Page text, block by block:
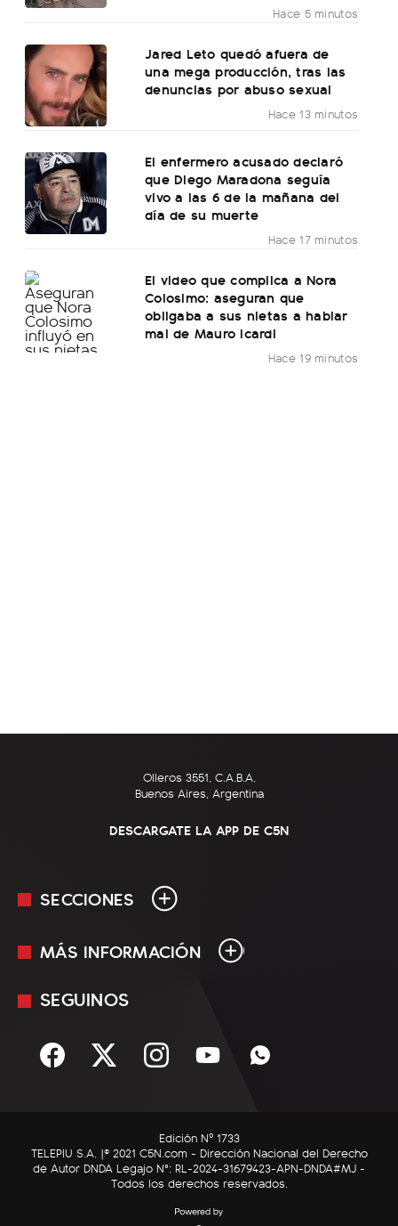
Hace 5 minutos
Jared Leto quedó afuera de
una mega producción, tras las
denuncias por abuso sexual
Hace 13 minutos
El enfermero acusado declaró
que Diego Maradona seguía
vivo a las 6 de la mañana del
día de su muerte
Hace 17 minutos
El video que complica a Nora
Colosimo: aseguran que
obligaba a sus nietas a hablar
mal de Mauro Icardi
Hace 19 minutos
Olleros 3551, C.A.B.A.
Buenos Aires, Argentina
DESCARGATE LA APP DE C5N
SECCIONES
En Vivo
Sociedad
C5N Autos
RatingCero
MÁS INFORMACIÓN
Mediakit
Términos y condiciones
SEGUINOS
Edición Nº 1733
TELEPIU S.A. |© 2021 C5N.com - Dirección Nacional del Derecho
de Autor DNDA Legajo N°: RL-2024-31679423-APN-DNDA#MJ -
Todos los derechos reservados.